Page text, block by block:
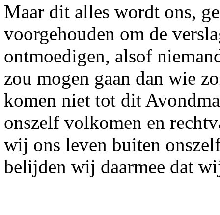
Maar dit alles wordt ons,
voorgehouden om de
ont­moedigen, alsof
zou mogen gaan dan wie
komen niet tot dit
onszelf volkomen en
wij ons leven buiten
belijden wij daarmee dat